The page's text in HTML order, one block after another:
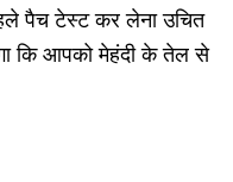
पैच टेस्ट कर लेना उचित
कि आपको मेहंदी के तेल से